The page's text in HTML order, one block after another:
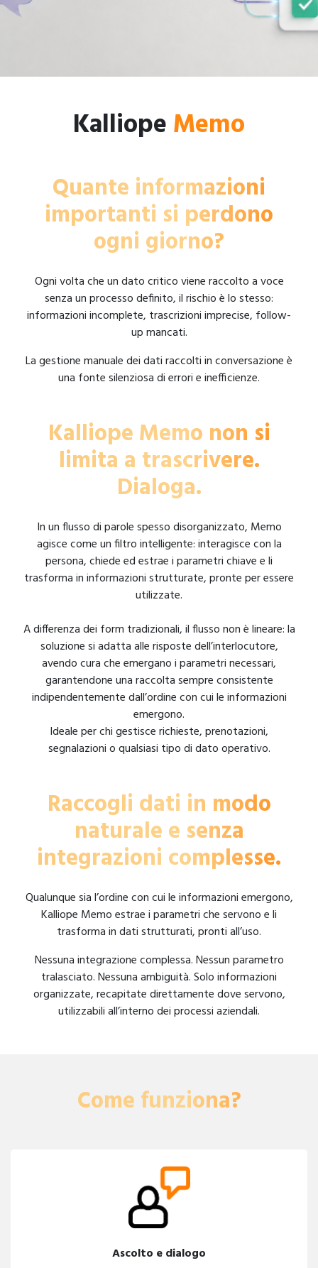
KalliopeMemo
Quante informazioni
importanti si perdono
ogni giorno?
Ogni volta che un dato critico viene raccolto a voce
senza un processo definito, il rischio è lo stesso:
informazioni incomplete, trascrizioni imprecise, follow-
up mancati.
La gestione manuale dei dati raccolti in conversazione è
una fonte silenziosa di errori e inefficienze.
Kalliope Memo non si
limita a trascrivere.
Dialoga.
In un flusso di parole spesso disorganizzato, Memo
agisce come un filtro intelligente: interagisce con la
persona, chiede ed estrae i parametri chiave e li
trasforma in informazioni strutturate, pronte per essere
utilizzate.
A differenza dei form tradizionali, il flusso non è lineare: la
soluzione si adatta alle risposte dell’interlocutore,
avendo cura che emergano i parametri necessari,
garantendone una raccolta sempre consistente
indipendentemente dall’ordine con cui le informazioni
emergono.
Ideale per chi gestisce richieste, prenotazioni,
segnalazioni o qualsiasi tipo di dato operativo.
Raccogli dati in modo
naturale e senza
integrazioni complesse.
Qualunque sia l’ordine con cui le informazioni emergono,
Kalliope Memo estrae i parametri che servono e li
trasforma in dati strutturati, pronti all’uso.
Nessuna integrazione complessa. Nessun parametro
tralasciato. Nessuna ambiguità. Solo informazioni
organizzate, recapitate direttamente dove servono,
utilizzabili all’interno dei processi aziendali.
Come funziona?
Ascolto e dialogo